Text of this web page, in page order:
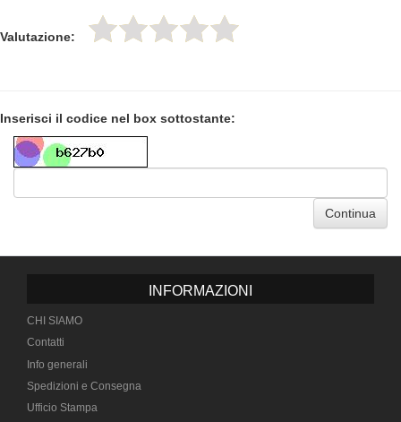
Valutazione:
Inserisci il codice nel box sottostante:
Continua
INFORMAZIONI
CHI SIAMO
Contatti
Info generali
Spedizioni e Consegna
Ufficio Stampa